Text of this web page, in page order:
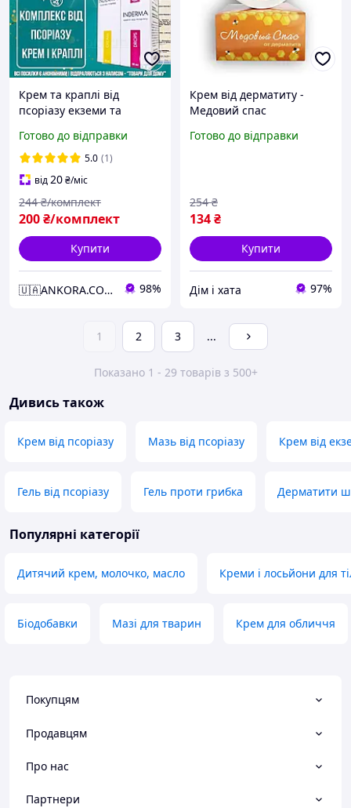
Крем та краплі від
псоріазу екземи та
потужний засіб для
догляду за проблемною
шкірою. anko-D4074
Готово до відправки
5.0 (1)
від20₴/міс
200₴/комплект
244 ₴/комплект
Купити
🇺🇦ANKORA.COM.UA🇺🇦 98%
Крем від дерматиту -
Медовий спас
Готово до відправки
134₴
254 ₴
Купити
Дім і хата 97%
1 2 3 ...
Показано 1 - 29 товарів з 500+
Дивись також
Крем від псоріазу Мазь від псоріазу Крем від
Гель від псоріазу Гель проти грибка Дерматити
Популярні категорії
Дитячий крем, молочко, масло Креми і лосьйони для
Біодобавки Мазі для тварин Крем для обличчя
Покупцям
Продавцям
Про нас
Партнери